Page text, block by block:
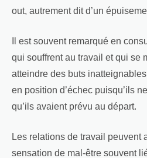
out, autrement dit d’un
Il est souvent remarqué en
qui souffrent au travail et qui se
atteindre des buts
en position d’échec puisqu’ils
qu’ils avaient prévu au départ.
Les relations de travail peuvent
sensation de mal-être souvent